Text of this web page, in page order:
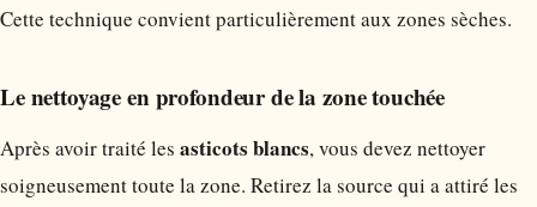
Cette technique convient particulièrement aux zones sèches.
Le nettoyage en profondeur de la zone touchée
Après avoir traité les asticots blancs, vous devez nettoyer
soigneusement toute la zone. Retirez la source qui a attiré les